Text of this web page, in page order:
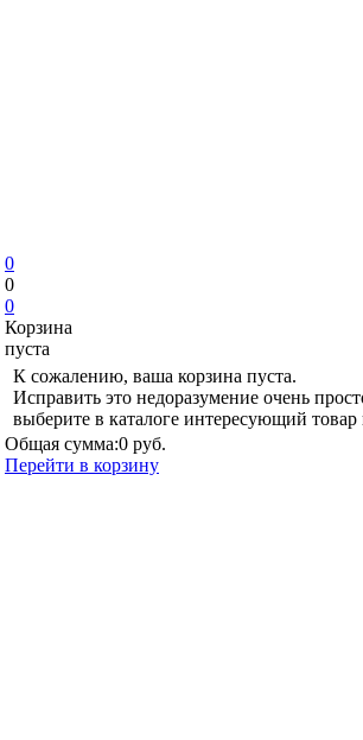
0
0
0
Корзина
пуста
К сожалению, ваша корзина пуста.
Исправить это недоразумение очень
выберите в каталоге интересующий
Общая сумма:0 руб.
Перейти в корзину